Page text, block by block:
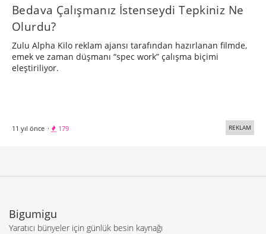
​Bedava Çalışmanız İstenseydi Tepkiniz Ne
Olurdu?
Zulu Alpha Kilo reklam ajansı tarafından hazırlanan filmde,
emek ve zaman düşmanı “spec work” çalışma biçimi
eleştiriliyor.
11 yıl önce · 179 REKLAM
Bigumigu
Yaratıcı bünyeler için günlük besin kaynağı